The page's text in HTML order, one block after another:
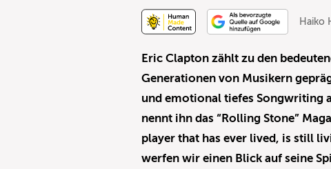
Haiko
Eric Clapton zählt zu den
Generationen von Musikern
und emotional tiefes Songwriting
nennt ihn das “Rolling Stone”
player that has ever lived, is still
werfen wir einen Blick auf seine